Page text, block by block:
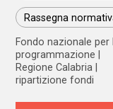
Rassegna
Fondo nazionale
programmazione
Regione Calabria
ripartizione fondi